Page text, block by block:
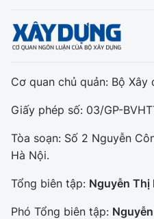
Cơ quan chủ quản: Bộ Xây
Giấy phép số: 03/GP-
Tòa soạn: Số 2 Nguyễn
Hà Nội.
Tổng biên tập: Nguyễn Thị
Phó Tổng biên tập: